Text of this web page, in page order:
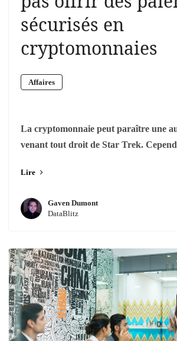
sécurisés en
cryptomonnaies
Affaires
La cryptomonnaie peut paraître une
venant tout droit de Star Trek.
Lire
Gaven Dumont
DataBlitz